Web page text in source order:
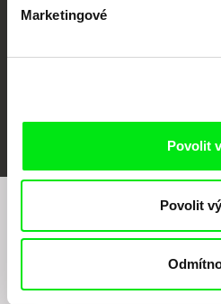
Marketingové
Povolit
Povolit
filmovém